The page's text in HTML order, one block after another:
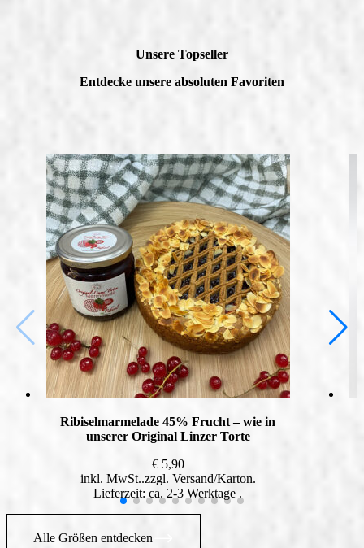
Unsere Topseller
Entdecke unsere absoluten Favoriten
Ribiselmarmelade 45% Frucht – wie in
unserer Original Linzer Torte
€5,90
inkl. MwSt. zzgl. Versand
Lieferzeit: ca. 2-3 Werktage
Alle Größen entdecken